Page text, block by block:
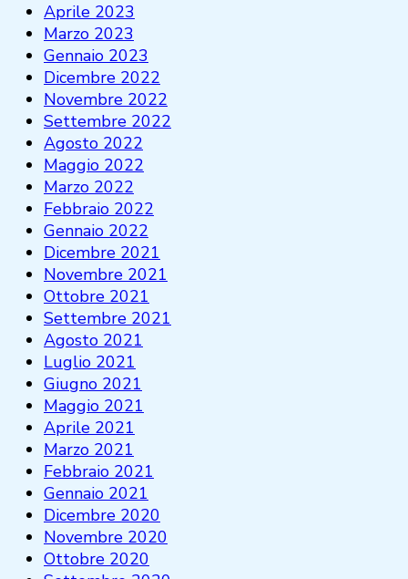
Aprile 2023
Marzo 2023
Gennaio 2023
Dicembre 2022
Novembre 2022
Settembre 2022
Agosto 2022
Maggio 2022
Marzo 2022
Febbraio 2022
Gennaio 2022
Dicembre 2021
Novembre 2021
Ottobre 2021
Settembre 2021
Agosto 2021
Luglio 2021
Giugno 2021
Maggio 2021
Aprile 2021
Marzo 2021
Febbraio 2021
Gennaio 2021
Dicembre 2020
Novembre 2020
Ottobre 2020